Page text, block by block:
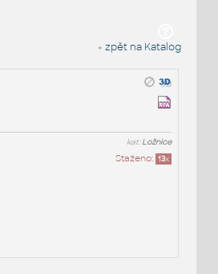
« zpět na Katalog
kat:Ložnice
Staženo: 13x